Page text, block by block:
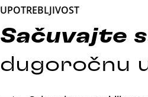
UPOTREBLJIVOST
Sačuvajte
dugoročnu